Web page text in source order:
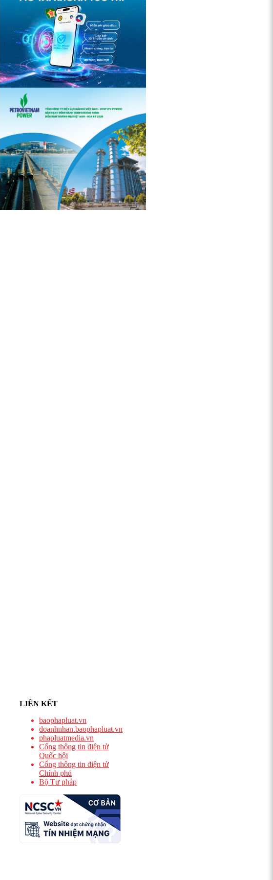
LIÊN KẾT
baophapluat.vn
doanhnhan.baophapluat.vn
phapluatmedia.vn
Cổng thông tin điện tử
Quốc hội
Cổng thông tin điện tử
Chính phủ
Bộ Tư pháp